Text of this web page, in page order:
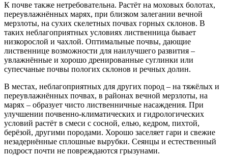
К почве также нетребовательна. Растёт на моховых болотах,
переувлажнённых марях, при близком залегании вечной
мерзлоты, на сухих скелетных почвах горных склонов. В
таких неблагоприятных условиях лиственница бывает
низкорослой и чахлой. Оптимальные почвы, дающие
лиственнице возможности для наилучшего развития –
увлажнённые и хорошо дренированные суглинки или
супесчаные почвы пологих склонов и речных долин.
В местах, неблагоприятных для других пород – на тяжёлых и
переувлажнённых почвах, в районах вечной мерзлоты, на
марях – образует чисто лиственничные насаждения. При
улучшении почвенно-климатических и гидрологических
условий растёт в смеси с сосной, елью, кедром, пихтой,
берёзой, другими породами. Хорошо заселяет гари и свежие
незадернённые сплошные вырубки. Сеянцы и естественный
подрост почти не повреждаются грызунами.